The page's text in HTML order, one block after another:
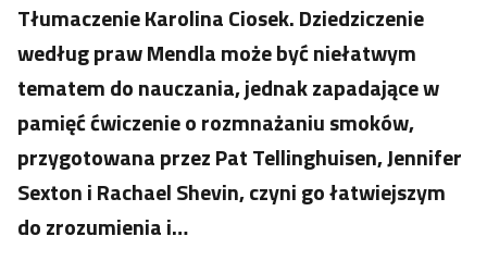
Tłumaczenie Karolina Ciosek. Dziedziczenie
według praw Mendla może być niełatwym
tematem do nauczania, jednak zapadające w
pamięć ćwiczenie o rozmnażaniu smoków,
przygotowana przez Pat Tellinghuisen, Jennifer
Sexton i Rachael Shevin, czyni go łatwiejszym
do zrozumienia i…